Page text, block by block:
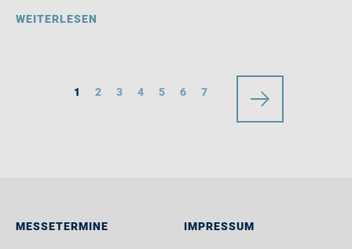
WEITERLESEN
1 2 3 4 5 6 7
MESSETERMINE IMPRESSUM